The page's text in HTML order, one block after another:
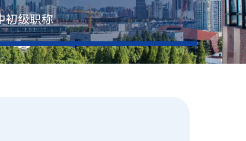
初级职称